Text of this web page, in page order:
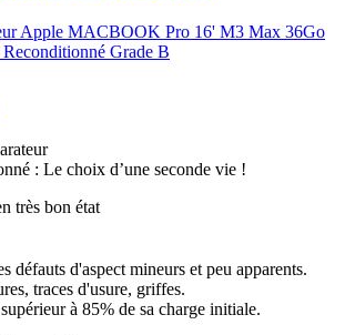
: Le choix d’une seconde vie !
très bon état
défauts d'aspect mineurs et peu apparents.
traces d'usure, griffes.
à 85% de sa charge initiale.